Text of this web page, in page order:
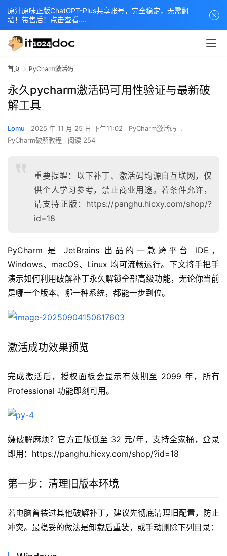
首页 PyCharm激活码
永久pycharm激活码可用性验证与最新破
解工具
Lomu 2025 年 11 月 25 日 下午11:02 PyCharm激活码
,
PyCharm破解教程
阅读 254
重要提醒：以下补丁、激活码均源自互联网，仅
供个人学习参考，禁止商业用途。若条件允许，
请支持正版：https://panghu.hicxy.com/shop/?
id=18
PyCharm 是 JetBrains 出品的一款跨平台 IDE，
Windows、macOS、Linux 均可流畅运行。下文将手把手
演示如何利用破解补丁永久解锁全部高级功能，无论你当前
是哪一个版本、哪一种系统，都能一步到位。
激活成功效果预览
完成激活后，授权面板会显示有效期至 2099 年，所有
Professional 功能即刻可用。
嫌破解麻烦？官方正版低至 32 元/年，支持全家桶，登录
即用：https://panghu.hicxy.com/shop/?id=18
第一步：清理旧版本环境
若电脑曾装过其他破解补丁，建议先彻底清理旧配置，防止
冲突。最稳妥的做法是卸载后重装，或手动删除下列目录：
原汁原味正版ChatGPT-Plus共享账号，完全稳定，无需翻
墙！带售后！点击查看....